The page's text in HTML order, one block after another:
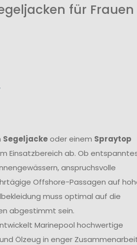
für Frauen
Segeljackeoder einem Spraytop
Einsatzbereich ab. Ob
anspruchsvolle
Offshore-Passagen auf
muss optimal auf die
abgestimmt sein.
Marinepool hochwertige
Ölzeug in enger